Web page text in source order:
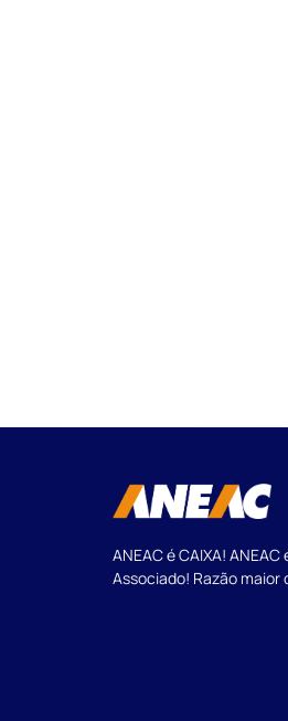
ANEAC é CAIXA! ANEAC
Associado! Razão maior